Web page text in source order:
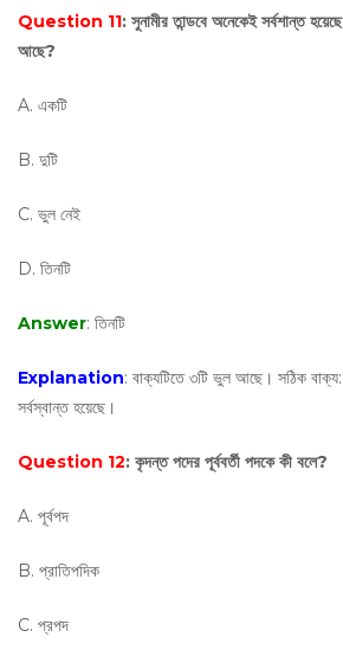
Question 11: সুনামীর তান্ডবে অনেকেই সর্বশান্ত
আছে?
A. একটি
B. দুটি
C. ভুল নেই
D. তিনটি
Answer: তিনটি
Explanation: বাক্যটিতে ৩টি ভুল আছে। সঠিক
সর্বস্বান্ত হয়েছে।
Question 12: কৃদন্ত পদের পূর্ববর্তী পদকে কী বলে?
A. পূর্বপদ
B. প্রাতিপদিক
C. প্রপদ